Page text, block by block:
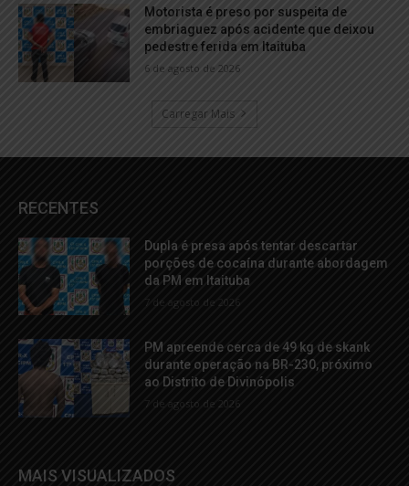
Motorista é preso por suspeita de
embriaguez após acidente que deixou
pedestre ferida em Itaituba
6 de agosto de 2026
Carregar Mais
RECENTES
Dupla é presa após tentar descartar
porções de cocaína durante abordagem
da PM em Itaituba
7 de agosto de 2026
PM apreende cerca de 49 kg de skank
durante operação na BR-230, próximo
ao Distrito de Divinópolis
7 de agosto de 2026
MAIS VISUALIZADOS